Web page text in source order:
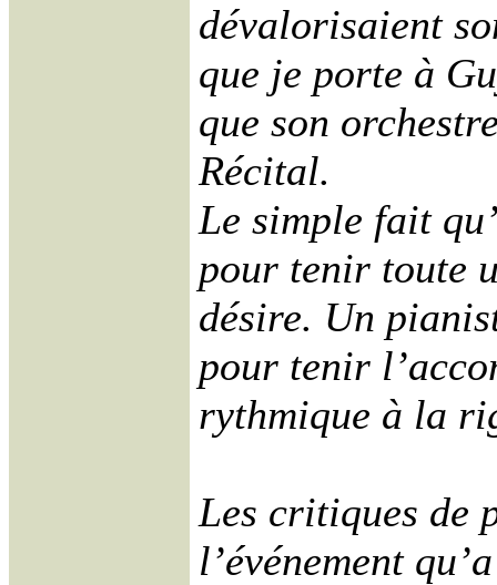
dévalorisaient
que je porte à
que son
Récital.
Le simple fait
pour tenir toute
désire. Un
pour tenir
rythmique à la
Les critiques de
l’événement